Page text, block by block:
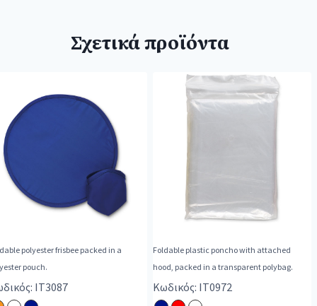
Σχετικά προϊόντα
polyester frisbee packed in a
pouch.
IT3087
Foldable plastic poncho with attached
hood, packed in a transparent polybag.
Κωδικός: IT0972